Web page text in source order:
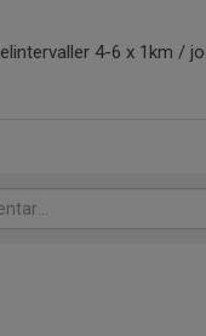
4-6 x 1km /